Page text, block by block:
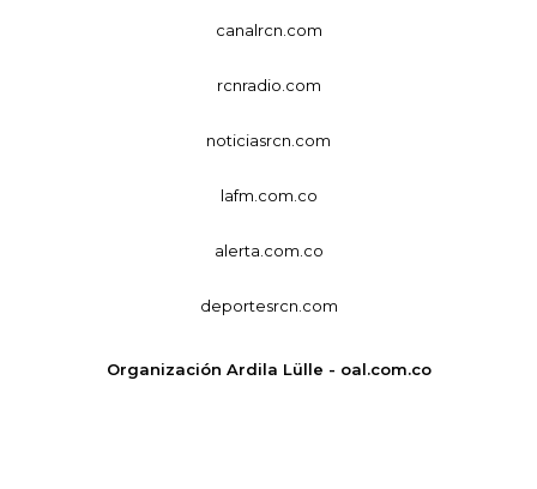
canalrcn.com
rcnradio.com
noticiasrcn.com
lafm.com.co
alerta.com.co
deportesrcn.com
Organización Ardila Lülle - oal.com.co